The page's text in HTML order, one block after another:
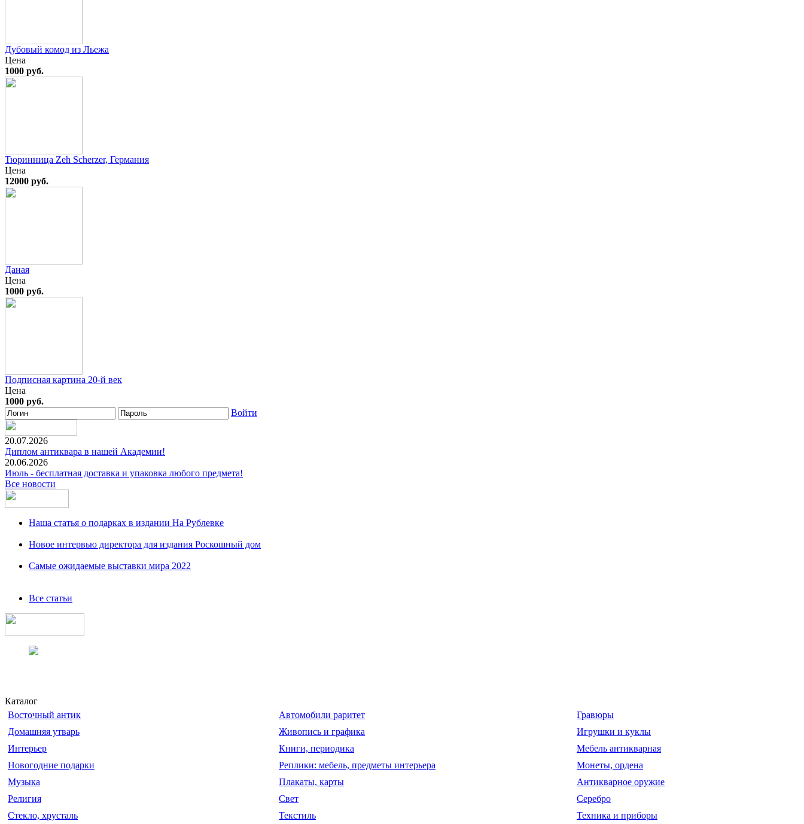
Дубовый комод из Льежа
Цена
1000 руб.
Тюринница Zeh Scherzer, Германия
Цена
12000 руб.
Даная
Цена
1000 руб.
Подписная картина 20-й век
Цена
1000 руб.
Войти
20.07.2026
Диплом антиквара в нашей Академии!
20.06.2026
Июль - бесплатная доставка и упаковка любого предмета!
Все новости
Наша статья о подарках в издании На Рублевке
Новое интервью директора для издания Роскошный дом
Самые ожидаемые выставки мира 2022
Все статьи
Каталог
Восточный антик
Автомобили раритет
Гравюры
Домашняя утварь
Живопись и графика
Игрушки и куклы
Интерьер
Книги, периодика
Мебель антикварная
Новогодние подарки
Реплики: мебель, предметы интерьера
Монеты, ордена
Музыка
Плакаты, карты
Антикварное оружие
Религия
Свет
Серебро
Стекло, хрусталь
Текстиль
Техника и приборы